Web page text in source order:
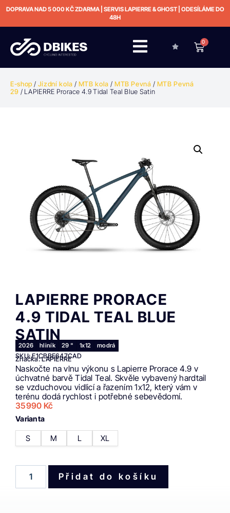
DOPRAVA NAD 5 000 KČ ZDARMA | SERVIS LAPIERRE & GHOST | ODESÍLÁME DO
48H
0
E-shop / Jízdní kola / MTB kola / MTB Pevná / MTB Pevná
29 / LAPIERRE Prorace 4.9 Tidal Teal Blue Satin
LAPIERRE PRORACE
4.9 TIDAL TEAL BLUE
SATIN
2026 hliník 29 " 1x12 modrá
SKU: E1CBBE647CAD
Značka: LAPIERRE
Naskočte na vlnu výkonu s Lapierre Prorace 4.9 v
úchvatné barvě Tidal Teal. Skvěle vybavený hardtail
se vzduchovou vidlicí a řazením 1x12, který vám v
terénu dodá rychlost i potřebné sebevědomí.
35990 Kč
Varianta
S M L XL
Přidat do košíku